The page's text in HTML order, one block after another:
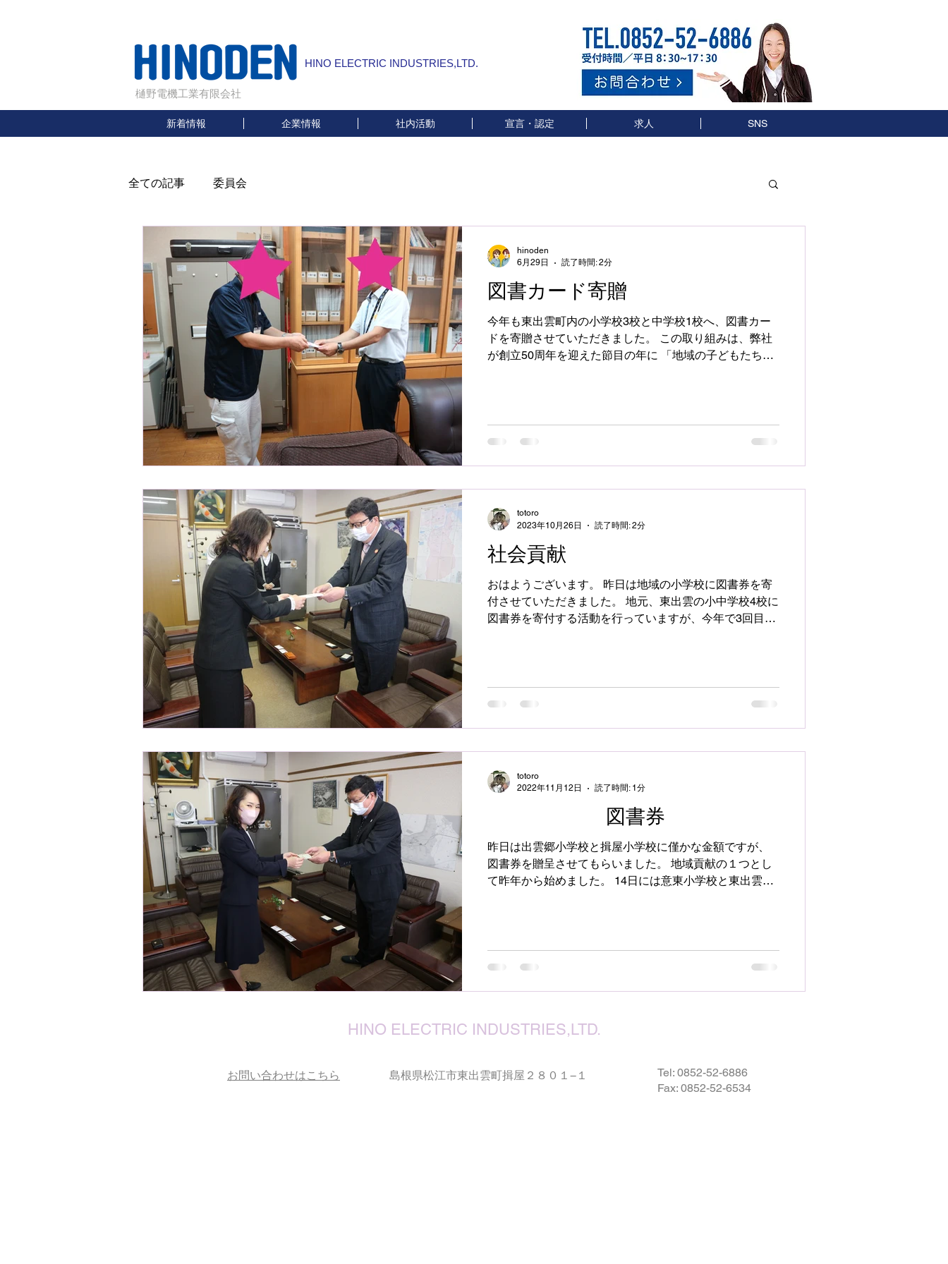
樋野電機工業有限会社
HINO ELECTRIC INDUSTRIES,LTD.
新着情報 企業情報 社内活動 宣言・認定 求人 SNS
全ての記事 委員会
図書カード寄贈
今年も東出雲町内の小学校3校と中学校1校へ、図書カー
ドを寄贈させていただきました。 この取り組みは、弊社
が創立50周年を迎えた節目の年に 「地域の子どもたちの
より「読書離れ」が進んでいると言われています。 しか
し、本を読むことで得られる知識や想像力、そして考え
「地域貢献委員会」の委員長と副委員長が各学校を訪
れ、直接校長先生に図書カードをお届けしました。 校長
先生からは「毎年ありがとうございます」「子どもたち
がとても喜んでいます」といった温かいお言葉をいただ
き、私たちもとても嬉しいひとときとなりました。 一冊
の本との出会いが、その子の人生を大きく変えることも
あります。 今回寄贈した図書カードを通じて、たくさん
の子どもたちが「自分だけの一冊」と出会い、知識を深
め、世界を広げていってくれることを心から
hinoden
6月29日
読了時間: 2分
社会貢献
おはようございます。 昨日は地域の小学校に図書券を寄
付させていただきました。 地元、東出雲の小中学校4校に
図書券を寄付する活動を行っていますが、今年で3回目に
totoro
2023年10月26日
読了時間: 2分
図書券
昨日は出雲郷小学校と揖屋小学校に僅かな金額ですが、
図書券を贈呈させてもらいました。 地域貢献の１つとし
て昨年から始めました。 14日には意東小学校と東出雲中
totoro
2022年11月12日
読了時間: 1分
HINO ELECTRIC INDUSTRIES,LTD.
お問い合わせはこちら 島根県松江市東出雲町揖屋２８０１−１ Tel: 0852-52-6886
Fax: 0852-52-6534